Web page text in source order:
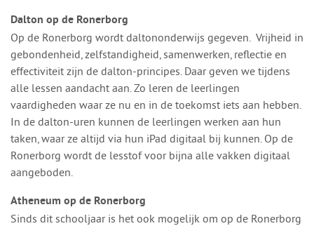
Dalton op de Ronerborg
Op de Ronerborg wordt daltononderwijs gegeven. Vrijheid in
gebondenheid, zelfstandigheid, samenwerken, reflectie en
effectiviteit zijn de dalton-principes. Daar geven we tijdens
alle lessen aandacht aan. Zo leren de leerlingen
vaardigheden waar ze nu en in de toekomst iets aan hebben.
In de dalton-uren kunnen de leerlingen werken aan hun
taken, waar ze altijd via hun iPad digitaal bij kunnen. Op de
Ronerborg wordt de lesstof voor bijna alle vakken digitaal
aangeboden.
Atheneum op de Ronerborg
Sinds dit schooljaar is het ook mogelijk om op de Ronerborg